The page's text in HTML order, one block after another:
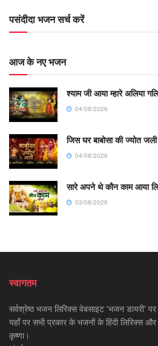
पसंदीदा भजन सर्च करें
आज के नए भजन
श्याम जी आया म्हारे अलिया
04/08/2026
जिस घर बाबोसा की ज्योत जली
04/08/2026
सारे अपने थे कौन काम आया
03/08/2026
स्वागतम
सर्वश्रेष्ठ भजन लिरिक्स वेबसाइट 'भजन डायरी'
यहाँ पर सभी प्रकार के भजनों के हिंदी लिरिक्स
कृष्णा।